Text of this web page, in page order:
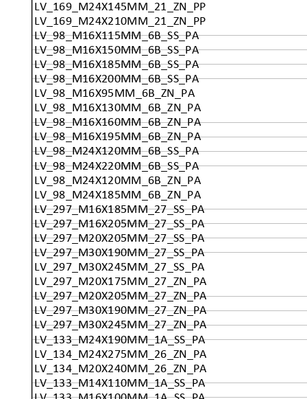
LV_169_M24X145MM_21_ZN_PP
LV_169_M24X210MM_21_ZN_PP
LV_98_M16X115MM_6B_SS_PA
LV_98_M16X150MM_6B_SS_PA
LV_98_M16X185MM_6B_SS_PA
LV_98_M16X200MM_6B_SS_PA
LV_98_M16X95MM_6B_ZN_PA
LV_98_M16X130MM_6B_ZN_PA
LV_98_M16X160MM_6B_ZN_PA
LV_98_M16X195MM_6B_ZN_PA
LV_98_M24X120MM_6B_SS_PA
LV_98_M24X220MM_6B_SS_PA
LV_98_M24X120MM_6B_ZN_PA
LV_98_M24X185MM_6B_ZN_PA
LV_297_M16X185MM_27_SS_PA
LV_297_M16X205MM_27_SS_PA
LV_297_M20X205MM_27_SS_PA
LV_297_M30X190MM_27_SS_PA
LV_297_M30X245MM_27_SS_PA
LV_297_M20X175MM_27_ZN_PA
LV_297_M20X205MM_27_ZN_PA
LV_297_M30X190MM_27_ZN_PA
LV_297_M30X245MM_27_ZN_PA
LV_133_M24X190MM_1A_SS_PA
LV_134_M24X275MM_26_ZN_PA
LV_134_M20X240MM_26_ZN_PA
LV_133_M14X110MM_1A_SS_PA